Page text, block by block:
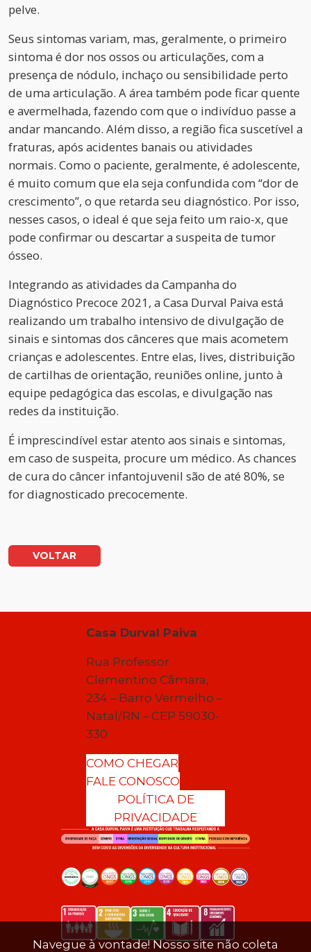
pelve.
Seus sintomas variam, mas, geralmente, o primeiro
sintoma é dor nos ossos ou articulações, com a
presença de nódulo, inchaço ou sensibilidade perto
de uma articulação. A área também pode ficar quente
e avermelhada, fazendo com que o indivíduo passe a
andar mancando. Além disso, a região fica suscetível a
fraturas, após acidentes banais ou atividades
normais. Como o paciente, geralmente, é adolescente,
é muito comum que ela seja confundida com “dor de
crescimento”, o que retarda seu diagnóstico. Por isso,
nesses casos, o ideal é que seja feito um raio-x, que
pode confirmar ou descartar a suspeita de tumor
ósseo.
Integrando as atividades da Campanha do
Diagnóstico Precoce 2021, a Casa Durval Paiva está
realizando um trabalho intensivo de divulgação de
sinais e sintomas dos cânceres que mais acometem
crianças e adolescentes. Entre elas, lives, distribuição
de cartilhas de orientação, reuniões online, junto à
equipe pedagógica das escolas, e divulgação nas
redes da instituição.
É imprescindível estar atento aos sinais e sintomas,
em caso de suspeita, procure um médico. As chances
de cura do câncer infantojuvenil são de até 80%, se
for diagnosticado precocemente.
VOLTAR
Casa Durval Paiva
Rua Professor
Clementino Câmara,
234 – Barro Vermelho –
Natal/RN – CEP 59030-
330
COMO CHEGAR
FALE CONOSCO
POLÍTICA DE
PRIVACIDADE
Navegue à vontade! Nosso site não coleta